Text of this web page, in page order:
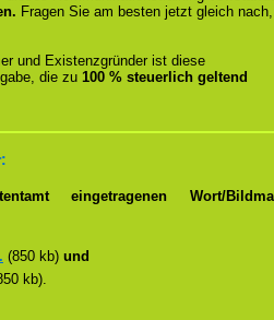
Fragen Sie am besten jetzt gleich nach,
und Existenzgründer ist diese
die zu 100 % steuerlich geltend
eingetragenen Wort/
(850 kb) und
kb).